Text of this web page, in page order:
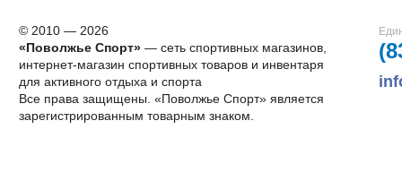
© 2010 — 2026
«Поволжье Спорт»— сеть спортивных магазинов,
интернет-магазин спортивных товаров и инвентаря
для активного отдыха и спорта
Все права защищены. «Поволжье Спорт» является
зарегистрированным товарным знаком.